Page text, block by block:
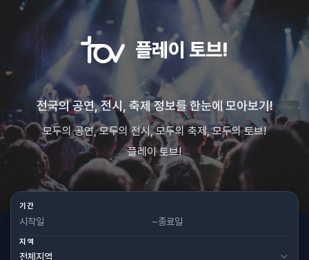
플레이 토브!
전국의 공연, 전시, 축제 정보를 한눈에 모아보기!
모두의 공연, 모두의 전시, 모두의 축제, 모두의 토브!
플레이 토브!
기간
~
지역